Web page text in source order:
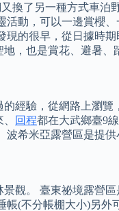
換了另一種方式車
動，可以一邊賞櫻
的很早，從日據時
，也是賞花、避暑
經驗，從網路上瀏
回程都在大武鄉臺9
希米亞露營區是提
觀。 臺東祕境露營
(不分帳棚大小)另